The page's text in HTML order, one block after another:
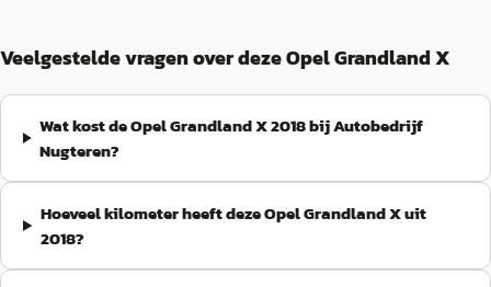
Veelgestelde vragen over deze Opel Grandland X
Wat kost de Opel Grandland X 2018 bij Autobedrijf
Nugteren?
Hoeveel kilometer heeft deze Opel Grandland X uit
2018?